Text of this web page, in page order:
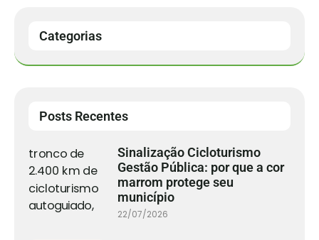
Categorias
Posts Recentes
Sinalização Cicloturismo
Gestão Pública: por que a cor
marrom protege seu
município
22/07/2026